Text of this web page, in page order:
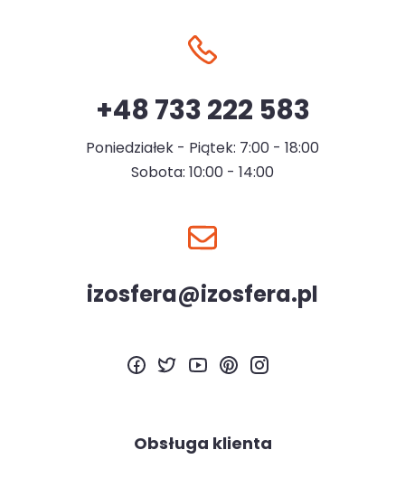
+48 733 222 583
Poniedziałek - Piątek: 7:00 - 18:00
Sobota: 10:00 - 14:00
izosfera@izosfera.pl
Obsługa klienta